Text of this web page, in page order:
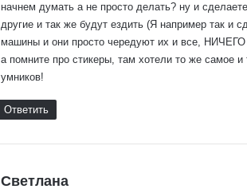
начнем думать а не просто делать? ну и
другие и так же будут ездить (Я например так и
машины и они просто чередуют их и все,
а помните про стикеры, там хотели то же самое
умников!
Ответить
Светлана